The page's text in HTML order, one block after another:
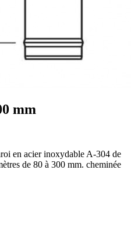
mm
en acier inoxydable A-304 de
de 80 à 300 mm. cheminée